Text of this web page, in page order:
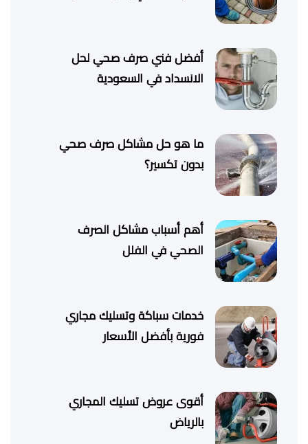
أفضل فني صرف صحي لحل
الانسداد في السعودية
ما هو حل مشاكل صرف صحي
بدون تكسير؟
أهم أسباب مشاكل الصرف
الصحي في الفلل
خدمات سباكة وتسليك مجاري
فورية بأفضل الأسعار
أقوى عروض تسليك المجاري
بالرياض